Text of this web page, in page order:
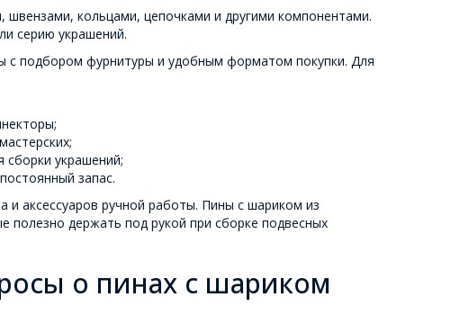
кольцами, цепочками и другими компонентами.
серию украшений.
с подбором фурнитуры и удобным форматом покупки. Для
сборки украшений;
запас.
и аксессуаров ручной работы. Пины с шариком из
держать под рукой при сборке подвесных
о пинах с шариком